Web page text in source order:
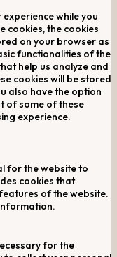
while you
cookies, the cookies
on your browser as
functionalities of the
help us analyze and
cookies will be stored
also have the option
of some of these
experience.
for the website to
cookies that
of the website.
for the